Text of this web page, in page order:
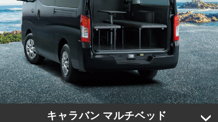
キャラバン マルチベッド